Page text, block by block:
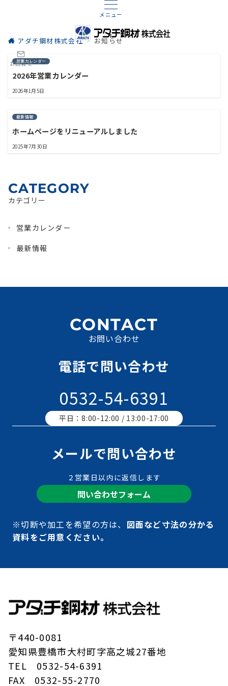
メニュー
お問合せ
アダチ鋼材株式会社 お知らせ
営業カレンダー
2026年営業カレンダー
2026年1月5日
最新情報
ホームページをリニューアルしました
2025年7月30日
CATEGORY
カテゴリー
営業カレンダー
最新情報
CONTACT
お問い合わせ
電話で問い合わせ
0532-54-6391
平日：8:00-12:00 / 13:00-17:00
メールで問い合わせ
２営業日以内に返信します
問い合わせフォーム
※切断や加工を希望の方は、 図面など寸法の分かる
資料をご用意ください。
〒440-0081
愛知県豊橋市大村町字高之城27番地
TEL 0532-54-6391
FAX 0532-55-2770